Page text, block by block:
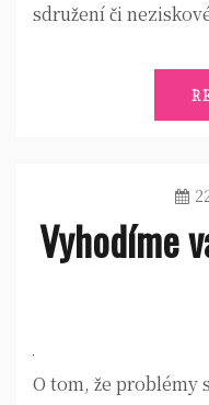
sdružení či
Vyhodíme
O tom, že problémy